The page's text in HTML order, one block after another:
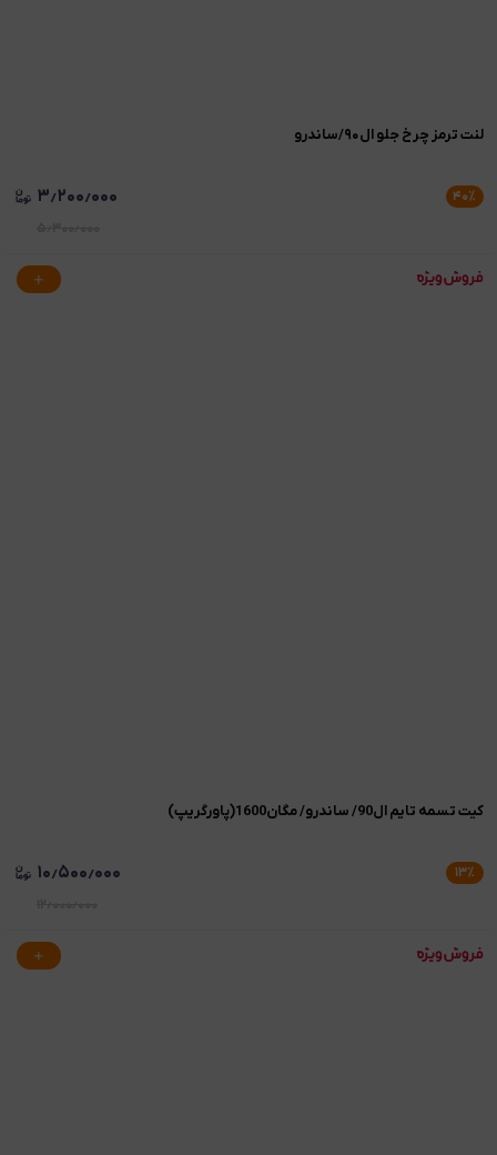
لنت ترمز چرخ جلو ال۹۰/ساندرو
۴۰٪ ۳٫۲۰۰٫۰۰۰
کیت تسمه تایم ال90/ ساندرو/ مگان1600(پاورگریپ)
۱۳٪ ۱۰٫۵۰۰٫۰۰۰